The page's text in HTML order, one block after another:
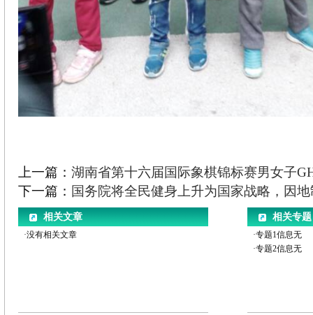
上一篇： 湖南省第十六届国际象棋锦标赛男女子
下一篇： 国务院将全民健身上升为国家战略，因
相关文章
·没有相关文章
相关专题
·专题1信息无
·专题2信息无